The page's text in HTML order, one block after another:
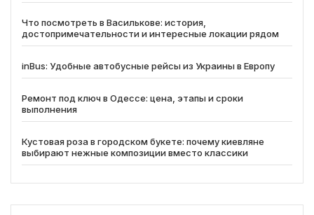
Что посмотреть в Василькове: история,
достопримечательности и интересные локации рядом
inBus: Удобные автобусные рейсы из Украины в Европу
Ремонт под ключ в Одессе: цена, этапы и сроки
выполнения
Кустовая роза в городском букете: почему киевляне
выбирают нежные композиции вместо классики